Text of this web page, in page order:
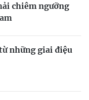
chiêm ngưỡng
những giai điệu